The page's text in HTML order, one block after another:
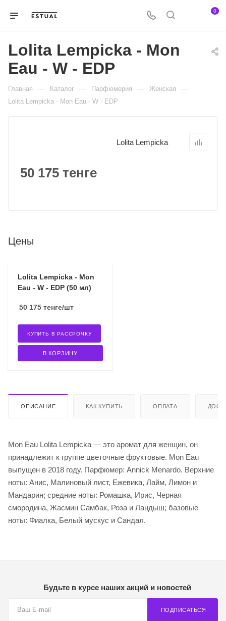
0
Lolita Lempicka - Mon
Eau - W - EDP
Главная — Каталог — Парфюмерия — Женская —
Lolita Lempicka - Mon Eau - W - EDP
Lolita Lempicka
50 175 тенге
Цены
Lolita Lempicka - Mon
Eau - W - EDP (50 мл)
50 175 тенге/шт
В КОРЗИНУ
КУПИТЬ В РАССРОЧКУ
ОПИСАНИЕ КАК КУПИТЬ ОПЛАТА
Mon Eau Lolita Lempicka — это аромат для женщин, он
принадлежит к группе цветочные фруктовые. Mon Eau
выпущен в 2018 году. Парфюмер: Annick Menardo. Верхние
ноты: Анис, Малиновый лист, Ежевика, Лайм, Лимон и
Мандарин; средние ноты: Ромашка, Ирис, Черная
смородина, Жасмин Самбак, Роза и Ландыш; базовые
ноты: Фиалка, Белый мускус и Сандал.
Будьте в курсе наших акций и новостей
ПОДПИСАТЬСЯ